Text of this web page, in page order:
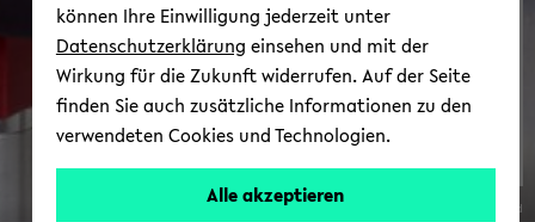
re­
© Uni­ver­si­tät Bie­le­feld
können Ihre Einwilligung jederzeit unter
Datenschutzerklärung einsehen und mit der
Wirkung für die Zukunft widerrufen. Auf der Seite
finden Sie auch zusätzliche Informationen zu den
verwendeten Cookies und Technologien.
Alle akzeptieren